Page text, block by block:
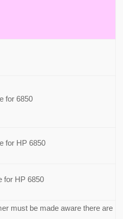
for 6850
for HP 6850
for HP 6850
must be made aware there are